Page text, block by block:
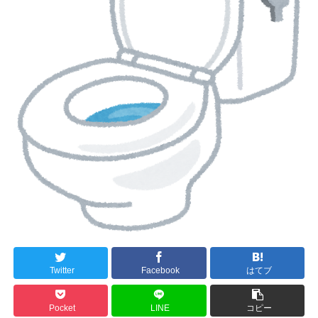
Twitter Facebook はてブ
Pocket LINE コピー